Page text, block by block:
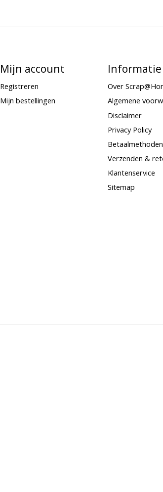
Mijn account
Registreren
Mijn bestellingen
Informatie
Over
Algemene
Disclaimer
Privacy Policy
Betaalmethoden
Verzenden &
Klantenservice
Sitemap